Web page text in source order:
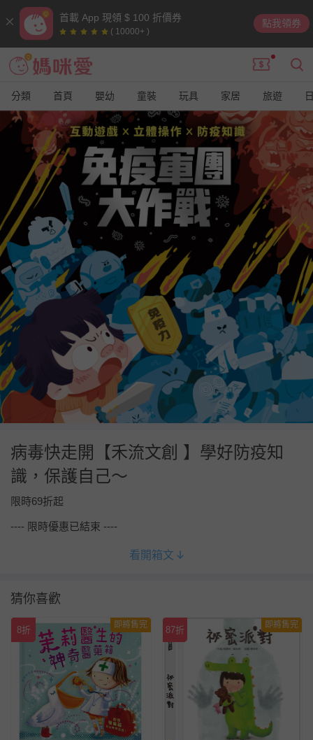
首載 App 現領 $ 100 折價券
( 10000+ )
點我領券
分類 首頁 嬰幼 童裝 玩具 家居 旅遊
病毒快走開【禾流文創 】學好防疫知
識，保護自己～
限時69折起
---- 限時優惠已結束 ----
看開箱文
猜你喜歡
8折 即將售完 87折 即將售完